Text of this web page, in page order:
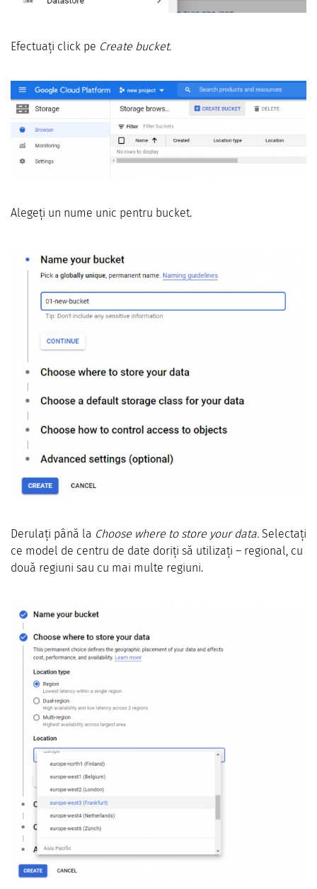
Efectuați click pe Create bucket.
Alegeți un nume unic pentru bucket.
Derulați până la Choose where to store your data. Selectați
ce model de centru de date doriți să utilizați – regional, cu
două regiuni sau cu mai multe regiuni.